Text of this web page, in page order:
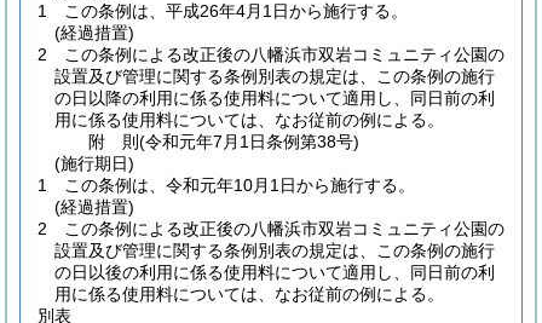
1
この条例は、平成26年4月1日から施行する。
(経過措置)
2
この条例による改正後の八幡浜市双岩コミュニティ公園の
設置及び管理に関する条例別表の規定は、この条例の施行
の日以降の利用に係る使用料について適用し、同日前の利
用に係る使用料については、なお従前の例による。
附 則(令和元年7月1日条例第38号)
(施行期日)
1
この条例は、令和元年10月1日から施行する。
(経過措置)
2
この条例による改正後の八幡浜市双岩コミュニティ公園の
設置及び管理に関する条例別表の規定は、この条例の施行
の日以後の利用に係る使用料について適用し、同日前の利
用に係る使用料については、なお従前の例による。
別表